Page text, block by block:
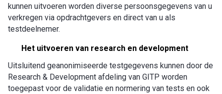
kunnen uitvoeren worden diverse persoonsgegevens van u
verkregen via opdrachtgevers en direct van u als
testdeelnemer.
Het uitvoeren van research en development
Uitsluitend geanonimiseerde testgegevens kunnen door de
Research & Development afdeling van GITP worden
toegepast voor de validatie en normering van tests en ook